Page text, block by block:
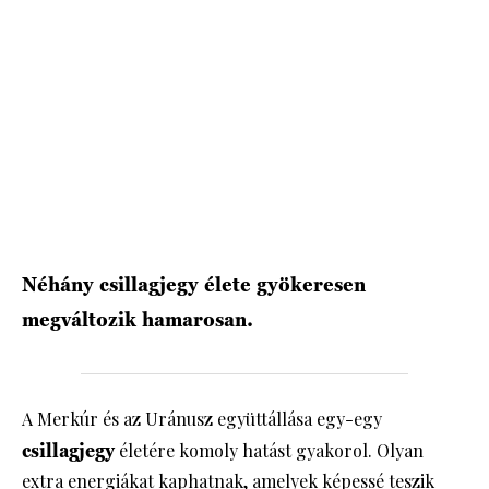
Néhány csillagjegy élete gyökeresen
megváltozik hamarosan.
A Merkúr és az Uránusz együttállása egy-egy
csillagjegyéletére komoly hatást gyakorol. Olyan
extra energiákat kaphatnak, amelyek képessé teszik